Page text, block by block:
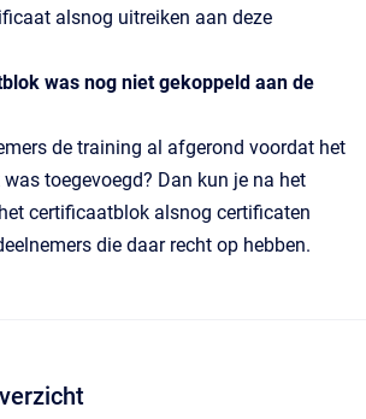
alsnog uitreiken aan deze
was nog niet gekoppeld aan de
de training al afgerond voordat het
toegevoegd? Dan kun je na het
certificaatblok alsnog certificaten
die daar recht op hebben.